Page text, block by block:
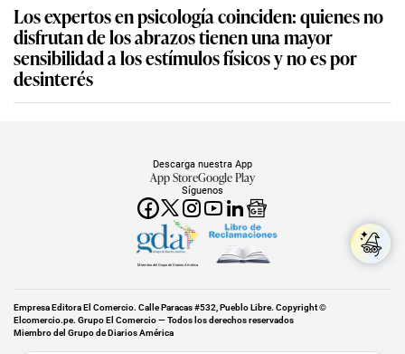
Los expertos en psicología coinciden: quienes no
disfrutan de los abrazos tienen una mayor
sensibilidad a los estímulos físicos y no es por
desinterés
Síguenos
Descarga nuestra App
App StoreGoogle Play
Miembro del Grupo de Diarios América
Empresa Editora El Comercio. Calle Paracas #532, Pueblo Libre. Copyright ©
Elcomercio.pe. Grupo El Comercio — Todos los derechos reservados
Miembro del Grupo de Diarios América